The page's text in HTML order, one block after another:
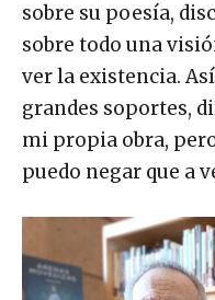
sobre su poesía,
sobre todo una
ver la existencia.
grandes soportes,
mi propia obra,
puedo negar que a